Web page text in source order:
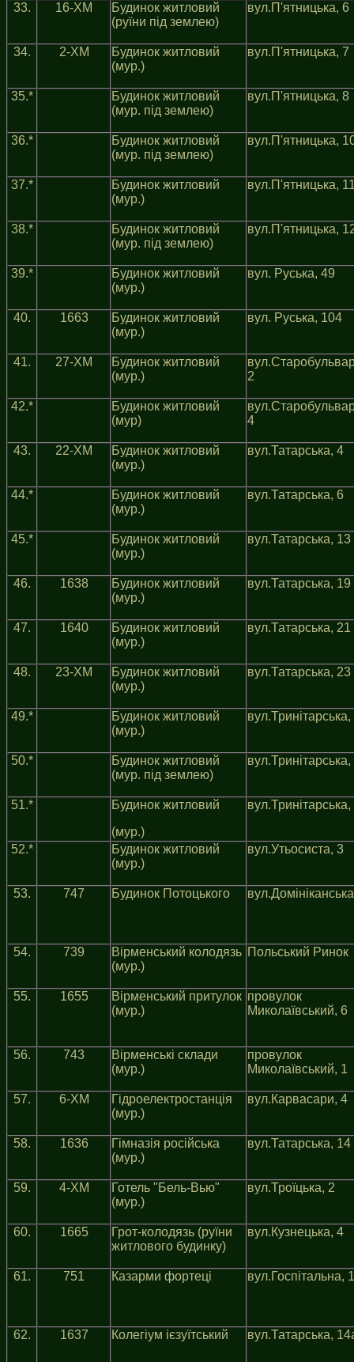
33. 16-ХМ
Будинок житловий
(руїни під землею)
вул.П'ятницька, 6
34. 2-ХM
Будинок житловий
(мур.)
вул.П'ятницька, 7
35.*
Будинок житловий
(мур. під землею)
вул.П'ятницька, 8
36.*
Будинок житловий
(мур. під землею)
вул.П'ятницька,
37.*
Будинок житловий
(мур.)
вул.П'ятницька,
38.*
Будинок житловий
(мур. під землею)
вул.П'ятницька,
39.*
Будинок житловий
(мур.)
вул. Руська, 49
40. 1663
Будинок житловий
(мур.)
вул. Руська, 104
41. 27-ХМ
Будинок житловий
(мур.)
2
42.*
Будинок житловий
(мур)
4
43. 22-ХМ
Будинок житловий
(мур.)
вул.Татарська, 4
44.*
Будинок житловий
(мур.)
вул.Татарська, 6
45.*
Будинок житловий
(мур.)
вул.Татарська, 13
46. 1638
Будинок житловий
(мур.)
вул.Татарська, 19
47. 1640
Будинок житловий
(мур.)
вул.Татарська, 21
48. 23-ХМ
Будинок житловий
(мур.)
вул.Татарська, 23
49.*
Будинок житловий
(мур.)
вул.Тринiтарська,
50.*
Будинок житловий
(мур. під землею)
вул.Тринiтарська,
51.*
Будинок житловий
(мур.)
вул.Тринiтарська,
52.*
Будинок житловий
(мур.)
вул.Утьосиста, 3
53. 747 Будинок Потоцького
54. 739
Вiрменський колодязь
(мур.)
Польський Ринок
55. 1655
Вiрменський притулок
(мур.)
провулок
Миколаївський, 6
56. 743
Вiрменськi склади
(мур.)
провулок
Миколаївський, 1
57. 6-ХМ
Гiдроелектростанцiя
(мур.)
вул.Карвасари, 4
58. 1636
Гiмназiя росiйська
(мур.)
вул.Татарська, 14
59. 4-ХМ
Готель "Бель-Вью"
(мур.)
вул.Троїцька, 2
60. 1665
Грот-колодязь (руїни
житлового будинку)
вул.Кузнецька, 4
61. 751 Казарми фортецi вул.Госпiтальна,
62. 1637 Колегiум iєзуїтський вул.Татарська,